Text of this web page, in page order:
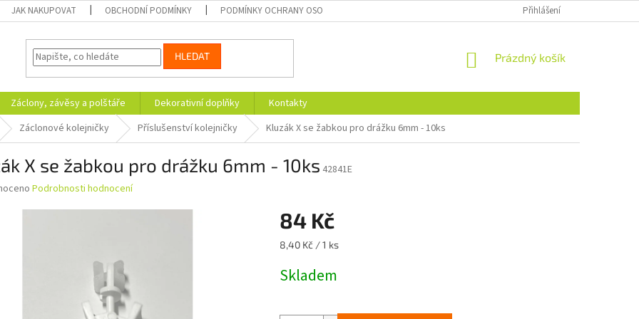
JAK NAKUPOVAT OBCHODNÍ PODMÍNKY PODMÍNKY OCHRANY OSOBNÍCH ÚDAJŮ FORMULÁŘ PRO
Přihlášení
HLEDAT
NÁKUPNÍ
Prázdný košík
Záclony, závěsy a polštáře Dekorativní doplňky
Kontakty
Záclonové kolejničky Příslušenství kolejničky Kluzák X se žabkou pro drážku 6mm - 10ks
X se žabkou pro drážku 6mm - 10ks 42841E
Podrobnosti hodnocení
84 Kč
Měrná
8,40 Kč / 1 ks
Skladem